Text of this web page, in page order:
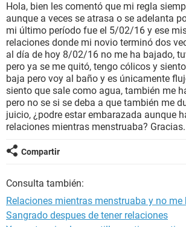
BIENESTAR
SEXUALIDAD
GLOSARIO
Hola, bien les comentó que mi regla
aunque a veces se atrasa o se adelanta
mi último período fue el 5/02/16 y ese
relaciones donde mi novio terminó dos
al día de hoy 8/02/16 no me ha bajado,
pero ya se me quitó, tengo cólicos y
baja pero voy al baño y es únicamente
siento que sale como agua, también me
pero no se si se deba a que también me
juicio, ¿podre estar embarazada aunque
relaciones mientras menstruaba? Gracias.
Compartir
Consulta también:
Relaciones mientras menstruaba y no me
Sangrado despues de tener relaciones